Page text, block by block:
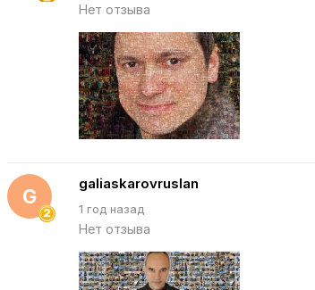
Нет отзыва
G
galiaskarovruslan
1 год назад
Нет отзыва